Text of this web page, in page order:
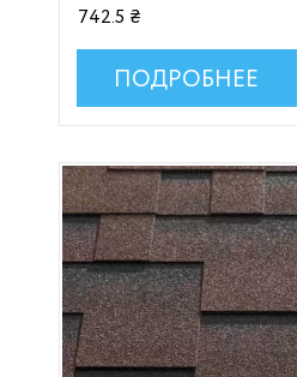
742.5 ₴
ПОДРОБНЕЕ